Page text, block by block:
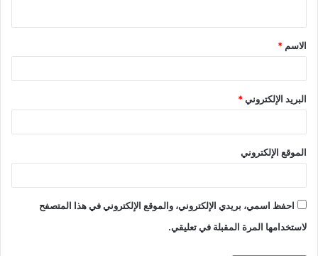
الاسم *
البريد الإلكتروني*
الموقع الإلكتروني
احفظ اسمي، بريدي الإلكتروني، والموقع الإلكتروني في هذا المتصفح
لاستخدامها المرة المقبلة في تعليقي.